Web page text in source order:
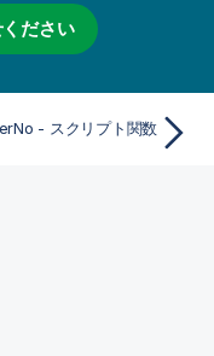
ださい
- スクリプト関数